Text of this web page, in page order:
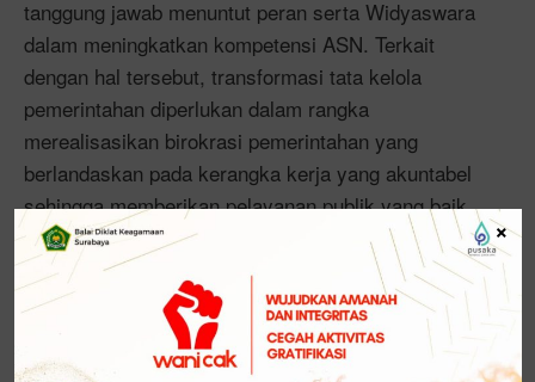
tanggung jawab menuntut peran serta Widyaswara
dalam meningkatkan kompetensi ASN. Terkait
dengan hal tersebut, transformasi tata kelola
pemerintahan diperlukan dalam rangka
merealisasikan birokrasi pemerintahan yang
berlandaskan pada kerangka kerja yang akuntabel
sehingga memberikan pelayanan publik yang baik
dan efektif. Transformasi tata kelola pemerintahan
bertujuan untuk mendorong terciptanya lingkungan
kelembagaan yang memungkinkan tercapainya
regulasi dan tata kelola pemerintahan yang
berintegritas dan adaptif.
×